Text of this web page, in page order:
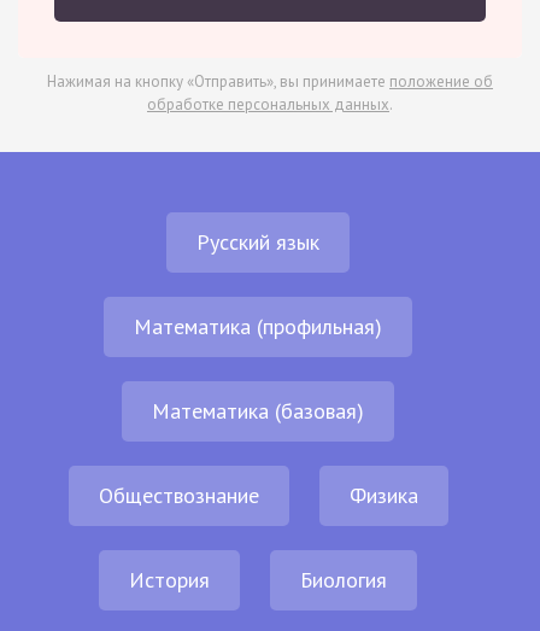
Нажимая на кнопку «Отправить», вы принимаете положение об
обработке персональных данных.
Русский язык
Математика (профильная)
Математика (базовая)
Обществознание Физика
История Биология